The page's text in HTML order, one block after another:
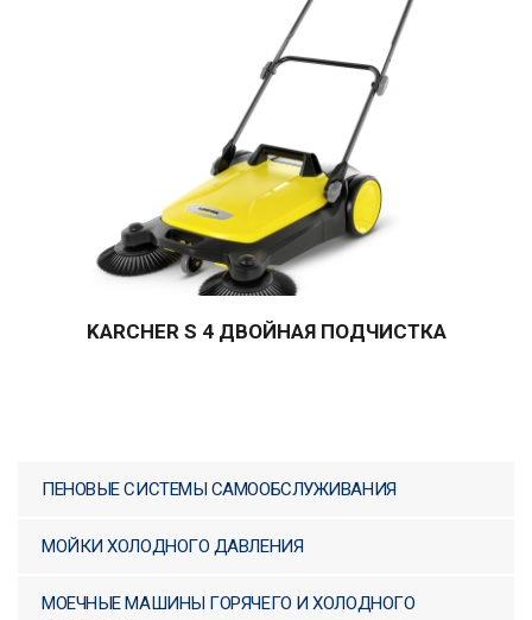
KARCHER S 4 ДВОЙНАЯ ПОДЧИСТКА
ПЕНОВЫЕ СИСТЕМЫ САМООБСЛУЖИВАНИЯ
МОЙКИ ХОЛОДНОГО ДАВЛЕНИЯ
МОЕЧНЫЕ МАШИНЫ ГОРЯЧЕГО И ХОЛОДНОГО